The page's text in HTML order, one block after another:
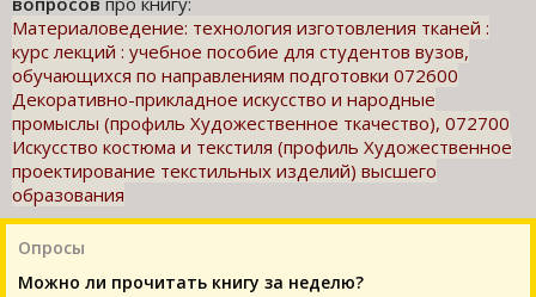
Материаловедение: технология изготовления тканей :
курс лекций : учебное пособие для студентов вузов,
обучающихся по направлениям подготовки 072600
Декоративно-прикладное искусство и народные
промыслы (профиль Художественное ткачество), 072700
Искусство костюма и текстиля (профиль Художественное
проектирование текстильных изделий) высшего
образования
Опросы
Можно ли прочитать книгу за неделю?